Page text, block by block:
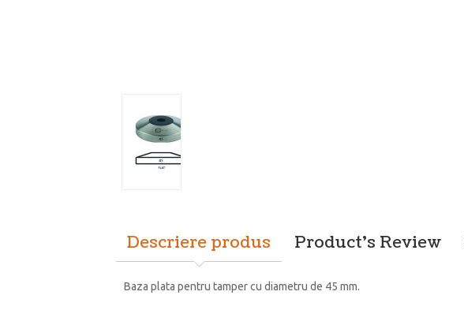
Descriere produs Product's Review
Baza plata pentru tamper cu diametru de 45 mm.